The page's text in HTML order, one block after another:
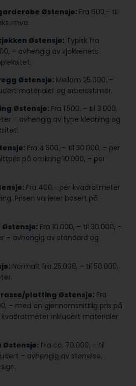
Østensjø: Fra 600,- til
mva.
Østensjø: Typisk fra
– avhengig av kjøkkenets
Østensjø: Mellom 25.000, –
materialer og arbeidstimer.
Østensjø: Fra 1.500, – til 3.000,
– avhengig av type kledning og
Fra 4.500, – til 30.000, – per
på omkring 10.000, – per
Fra 400,- per kvadratmeter
Prisen varierer basert på
Østensjø: Fra 10.000, – til 30.000, –
– avhengig av standard og
Normalt fra 25.000, – til 50.000,
platting Østensjø: Fra
– med en gjennomsnittlig pris på
kvadratmeter inkludert materialer
Østensjø: Fra ca. 70.000, – til
– avhengig av størrelse,